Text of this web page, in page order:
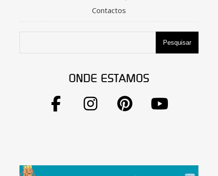
Contactos
Pesquisar
ONDE ESTAMOS